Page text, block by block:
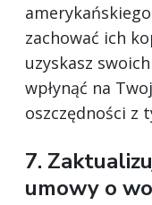
zachować ich
uzyskasz
wpłynąć na
oszczędności z
7.
umowy o